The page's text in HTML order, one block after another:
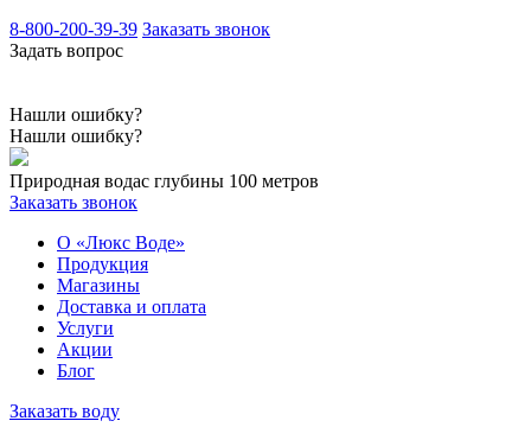
8-800-200-39-39 Заказать звонок
Задать вопрос
Нашли ошибку?
Нашли ошибку?
Природная водас глубины 100 метров
Заказать звонок
О «Люкс Воде»
Продукция
Магазины
Доставка и оплата
Услуги
Акции
Блог
Заказать воду